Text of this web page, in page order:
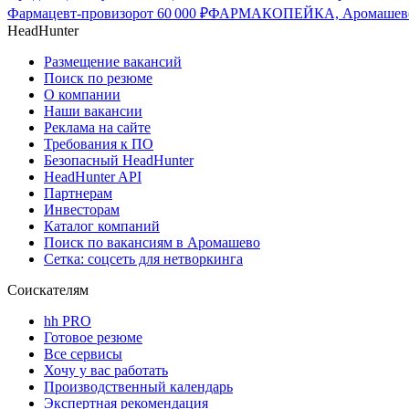
Фармацевт-провизорот 60 000 ₽ФАРМАКОПЕЙКА,
HeadHunter
Размещение вакансий
Поиск по резюме
О компании
Наши вакансии
Реклама на сайте
Требования к ПО
Безопасный HeadHunter
HeadHunter API
Партнерам
Инвесторам
Каталог компаний
Поиск по вакансиям в Аромашево
Сетка: соцсеть для нетворкинга
Соискателям
hh PRO
Готовое резюме
Все сервисы
Хочу у вас работать
Производственный календарь
Экспертная рекомендация